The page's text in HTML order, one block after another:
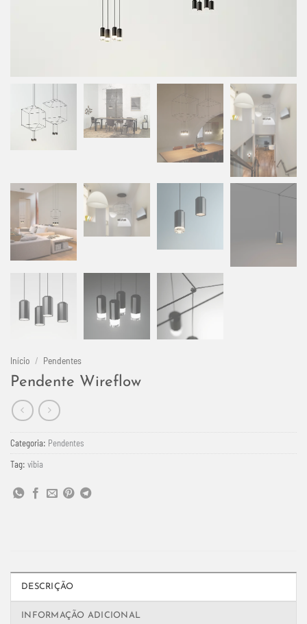
Início / Pendentes
Pendente Wireflow
Categoria: Pendentes
Tag: vibia
DESCRIÇÃO
INFORMAÇÃO ADICIONAL